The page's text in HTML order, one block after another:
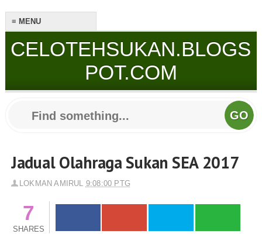
CELOTEHSUKAN.BLOGS
POT.COM
Jadual Olahraga Sukan SEA 2017
LOKMAN AMIRUL 9:08:00 PTG
7
SHARES